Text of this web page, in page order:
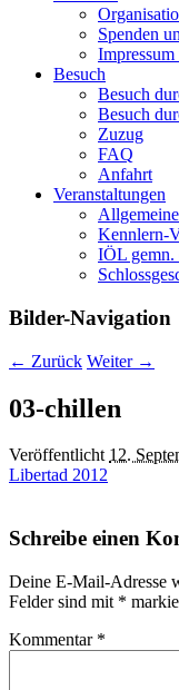
Spenden
Besuch
Besuch
Besuch
Zuzug
FAQ
Anfahrt
Veranstaltungen
Kennlern-
IÖL gemn.
Bilder-Navigation
← Zurück Weiter →
03-chillen
Veröffentlicht 12.
Libertad 2012
Schreibe einen
Deine E-Mail-Adresse
Felder sind mit *
Kommentar *